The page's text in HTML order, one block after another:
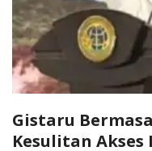
Gistaru
Kesulitan